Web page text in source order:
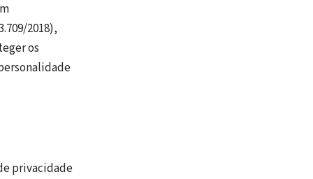
2018),
os
privacidade